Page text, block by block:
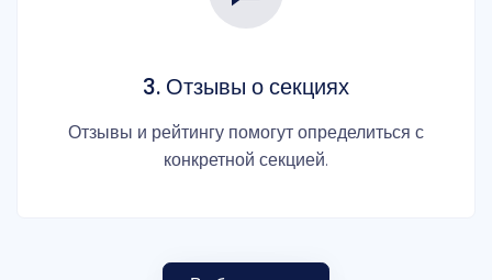
3. Отзывы о секциях
Отзывы и рейтингу помогут определиться с
конкретной секцией.